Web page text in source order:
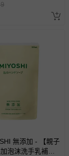
無添加 - 【親子
泡沫洗手乳補充